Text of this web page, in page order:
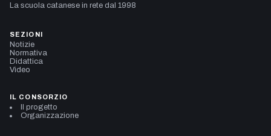
La scuola catanese in rete dal 1998
SEZIONI
Notizie
Normativa
Didattica
Video
IL CONSORZIO
Il progetto
Organizzazione